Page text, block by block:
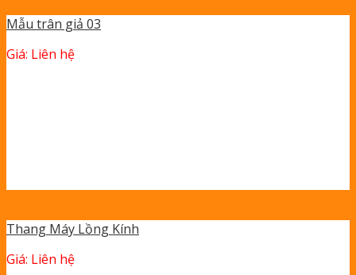
Mẫu trân giả 03
Giá: Liên hệ
Thang Máy Lồng Kính
Giá: Liên hệ